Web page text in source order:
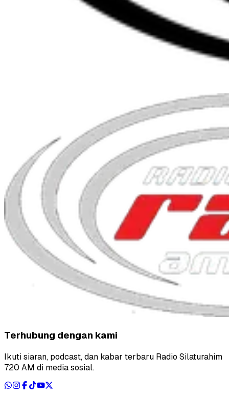
Terhubung dengan kami
Ikuti siaran, podcast, dan kabar terbaru Radio Silaturahim
720 AM di media sosial.